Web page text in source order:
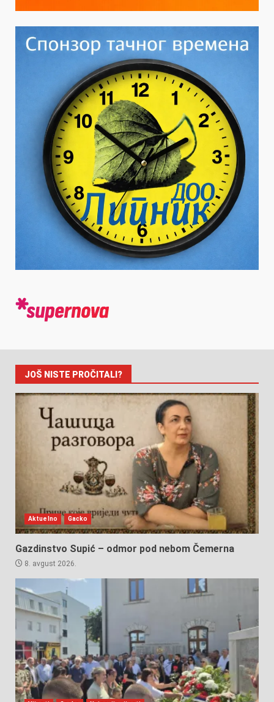
JOŠ NISTE PROČITALI?
Aktuelno Gacko
Gazdinstvo Supić – odmor pod nebom Čemerna
8. avgust 2026.